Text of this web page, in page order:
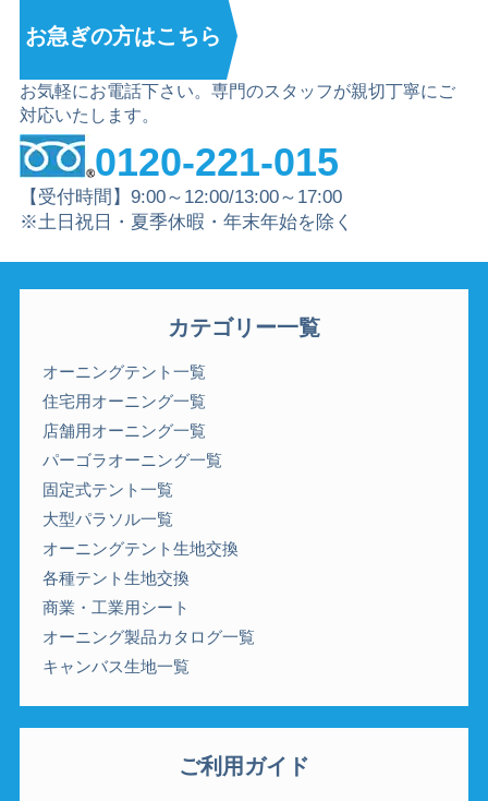
お急ぎの方はこちら
お気軽にお電話下さい。専門のスタッフが親切丁寧にご
対応いたします。
0120-221-015
【受付時間】9:00～12:00/13:00～17:00
※土日祝日・夏季休暇・年末年始を除く
カテゴリー一覧
オーニングテント一覧
住宅用オーニング一覧
店舗用オーニング一覧
パーゴラオーニング一覧
固定式テント一覧
大型パラソル一覧
オーニングテント生地交換
各種テント生地交換
商業・工業用シート
オーニング製品カタログ一覧
キャンバス生地一覧
ご利用ガイド